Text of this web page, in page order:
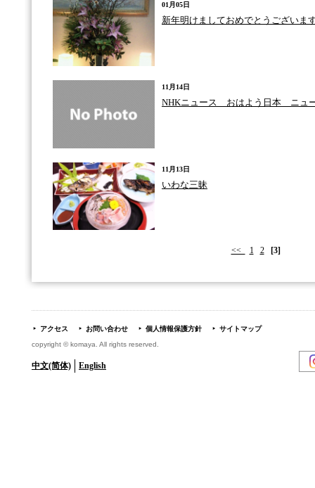
01月05日
新年明けましておめでとうございま
11月14日
NHKニュース おはよう日本 ニュ
11月13日
いわな三昧
<< 1 2 [3]
アクセス お問い合わせ 個人情報保護方針
サイトマップ
copyright © komaya. All rights reserved.
中文(简体) English